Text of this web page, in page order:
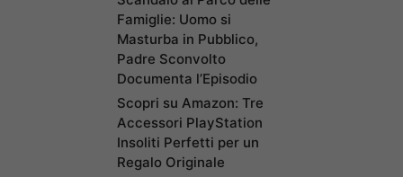
Famiglie: Uomo si
Masturba in Pubblico,
Padre Sconvolto
Documenta l’Episodio
Scopri su Amazon: Tre
Accessori PlayStation
Insoliti Perfetti per un
Regalo Originale